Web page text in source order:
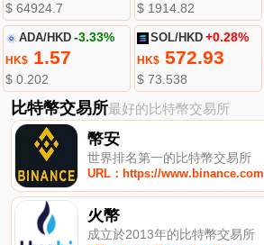
$ 64924.7 $ 1914.82
ADA/HKD -3.33%
HK$1.57
$ 0.202
SOL/HKD +0.28%
HK$ 572.93
$ 73.538
比特幣交易所最好的比特幣交易所
幣安
世界排名第一的比特幣交易所
URL：https://www.binance.com
火幣
成立於2013年的比特幣交易所